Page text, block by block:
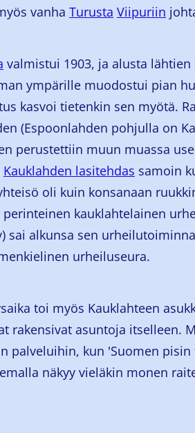
vanha Turusta Viipuriin
valmistui 1903, ja alusta
ympärille muodostui pian
kasvoi tietenkin sen myötä.
(Espoonlahden pohjulla on
perustettiin muun muassa
Kauklahden lasitehdas samoin
oli kuin konsanaan
kauklahtelainen
sai alkunsa sen
urheiluseura.
toi myös Kauklahteen
rakensivat asuntoja itselleen.
palveluihin, kun 'Suomen
näkyy vieläkin monen